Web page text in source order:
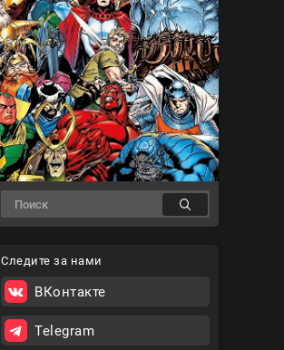
Следите за нами
ВКонтакте
Telegram